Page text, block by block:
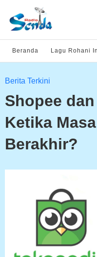
Beranda Lagu Rohani
Berita Terkini
Shopee
Ketika
Berakhir?